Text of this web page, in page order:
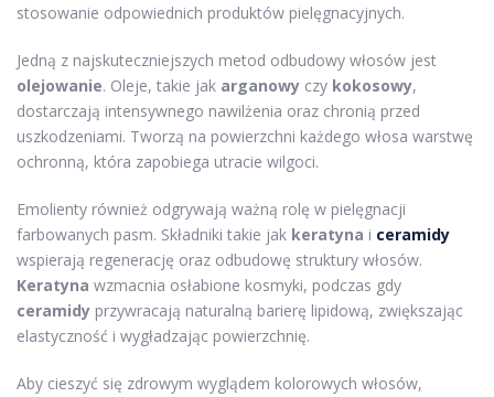
stosowanie odpowiednich produktów pielęgnacyjnych.
Jedną z najskuteczniejszych metod odbudowy włosów jest
olejowanie. Oleje, takie jak arganowy czy kokosowy,
dostarczają intensywnego nawilżenia oraz chronią przed
uszkodzeniami. Tworzą na powierzchni każdego włosa warstwę
ochronną, która zapobiega utracie wilgoci.
Emolienty również odgrywają ważną rolę w pielęgnacji
farbowanych pasm. Składniki takie jak keratyna i ceramidy
wspierają regenerację oraz odbudowę struktury włosów.
Keratyna wzmacnia osłabione kosmyki, podczas gdy
ceramidy przywracają naturalną barierę lipidową, zwiększając
elastyczność i wygładzając powierzchnię.
Aby cieszyć się zdrowym wyglądem kolorowych włosów,